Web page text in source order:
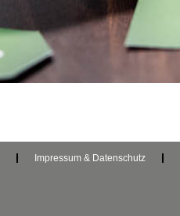
Impressum & Datenschutz